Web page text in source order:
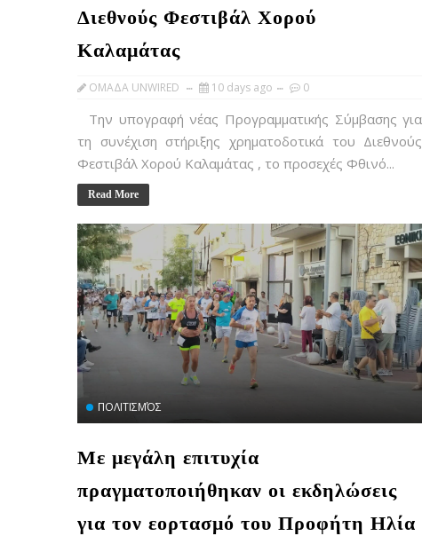
Διεθνούς Φεστιβάλ Χορού
Καλαμάτας
OMAΔΑ UNWIRED 10 days ago 0
Την υπογραφή νέας Προγραμματικής Σύμβασης για
τη συνέχιση στήριξης χρηματοδοτικά του Διεθνούς
Φεστιβάλ Χορού Καλαμάτας , το προσεχές Φθινό...
Read More
ΠΟΛΙΤΙΣΜΌΣ
Με μεγάλη επιτυχία
πραγματοποιήθηκαν οι εκδηλώσεις
για τον εορτασμό του Προφήτη Ηλία